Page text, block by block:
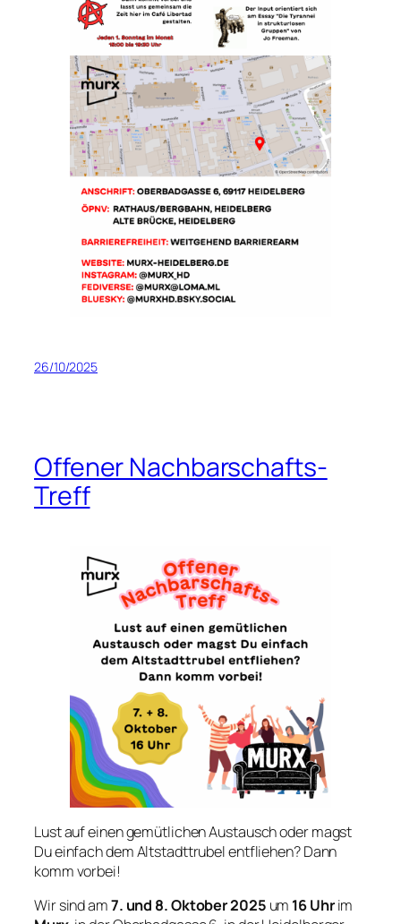
26/10/2025
Offener Nachbarschafts-
Treff
Lust auf einen gemütlichen Austausch oder magst
Du einfach dem Altstadttrubel entfliehen? Dann
komm vorbei!
Wir sind am7. und 8. Oktober 2025 um 16 Uhrim